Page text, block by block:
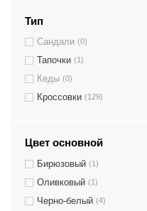
Тип
Сандали (0)
Тапочки (1)
Кеды (0)
Кроссовки (129)
Цвет основной
Бирюзовый (1)
Оливковый (1)
Черно-белый (4)